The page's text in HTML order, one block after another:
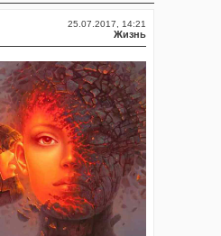
25.07.2017, 14:21
Жизнь